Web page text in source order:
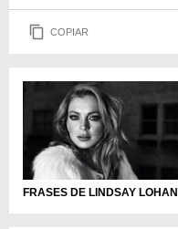
COPIAR
FRASES DE LINDSAY LOHAN